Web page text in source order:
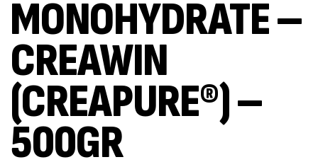
MONOHYDRATE –
CREAWIN
(CREAPURE®) –
500GR